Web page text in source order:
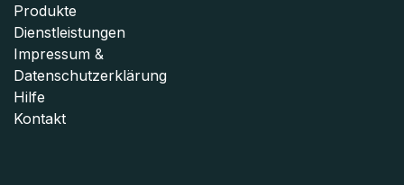
Produkte
Dienstleistungen
Impressum &
Datenschutzerklärung
Hilfe
Kontakt